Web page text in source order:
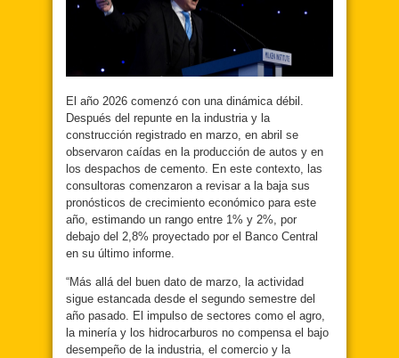
El año 2026 comenzó con una dinámica débil.
Después del repunte en la industria y la
construcción registrado en marzo, en abril se
observaron caídas en la producción de autos y en
los despachos de cemento. En este contexto, las
consultoras comenzaron a revisar a la baja sus
pronósticos de crecimiento económico para este
año, estimando un rango entre 1% y 2%, por
debajo del 2,8% proyectado por el Banco Central
en su último informe.
“Más allá del buen dato de marzo, la actividad
sigue estancada desde el segundo semestre del
año pasado. El impulso de sectores como el agro,
la minería y los hidrocarburos no compensa el bajo
desempeño de la industria, el comercio y la